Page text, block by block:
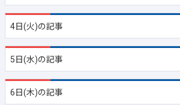
4日(火)の記事
5日(水)の記事
6日(木)の記事